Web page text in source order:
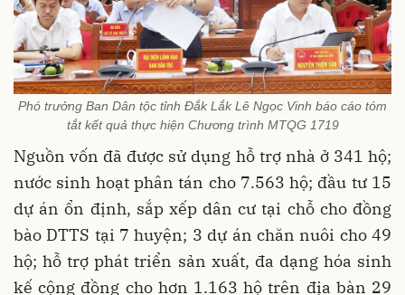
Phó trưởng Ban Dân tộc tỉnh Đắk Lắk Lê Ngọc Vinh báo cáo tóm
tắt kết quả thực hiện Chương trình MTQG 1719
Nguồn vốn đã được sử dụng hỗ trợ nhà ở 341 hộ;
nước sinh hoạt phân tán cho 7.563 hộ; đầu tư 15
dự án ổn định, sắp xếp dân cư tại chỗ cho đồng
bào DTTS tại 7 huyện; 3 dự án chăn nuôi cho 49
hộ; hỗ trợ phát triển sản xuất, đa dạng hóa sinh
kế cộng đồng cho hơn 1.163 hộ trên địa bàn 29